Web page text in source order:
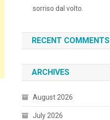
sorriso dal volto.
RECENT COMMENTS
ARCHIVES
August 2026
July 2026